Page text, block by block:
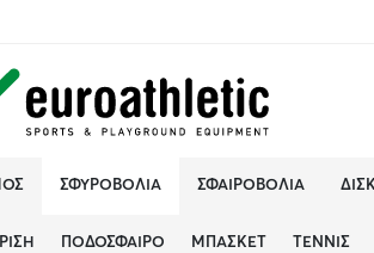
ΣΦΥΡΟΒΟΛΊΑ ΣΦΑΙΡΟΒΟΛΊΑ
ΠΟΔΌΣΦΑΙΡΟ ΜΠΆΣΚΕΤ ΤΈΝΝΙΣ